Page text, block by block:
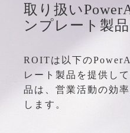
取り扱い
ンプレート製
ROITは以下の
レート製品を提供し
品は、営業活動の効
します。